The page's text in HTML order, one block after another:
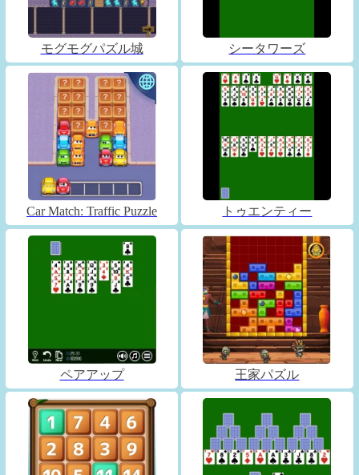
モグモグパズル城 シータワーズ
Car Match: Traffic Puzzle トゥエンティー
ペアアップ 王家パズル